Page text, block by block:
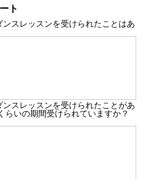
ト
スレッスンを受けられたことはあ
スレッスンを受けられたことがあ
らいの期間受けられていますか？